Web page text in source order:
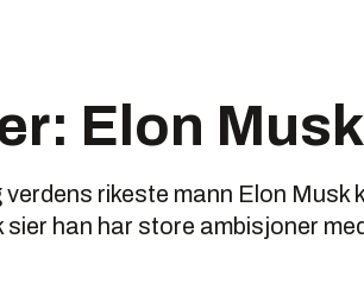
Elon
rikeste mann Elon
sier han har store ambisjoner